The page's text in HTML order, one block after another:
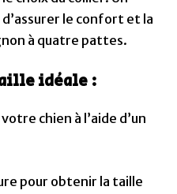
le confort et la
à quatre pattes.
idéale :
chien à l’aide d’un
pour obtenir la taille